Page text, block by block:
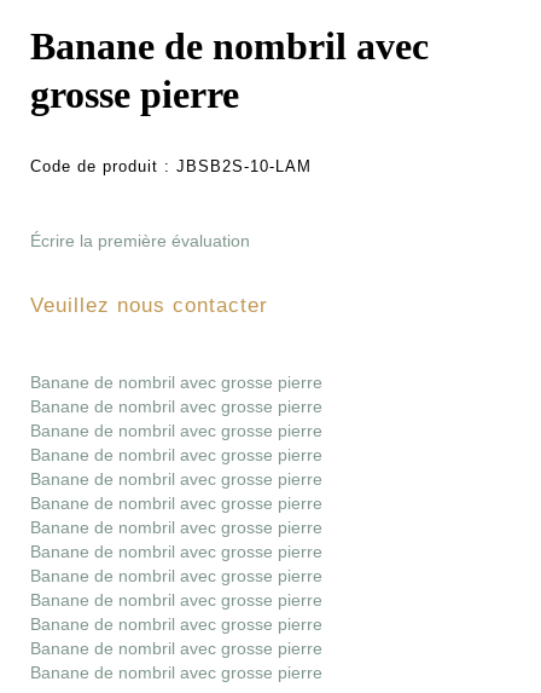
Banane de nombril avec
grosse pierre
Code de produit : JBSB2S-10-LAM
Écrire la première évaluation
Veuillez nous contacter
Banane de nombril avec grosse pierre
Banane de nombril avec grosse pierre
Banane de nombril avec grosse pierre
Banane de nombril avec grosse pierre
Banane de nombril avec grosse pierre
Banane de nombril avec grosse pierre
Banane de nombril avec grosse pierre
Banane de nombril avec grosse pierre
Banane de nombril avec grosse pierre
Banane de nombril avec grosse pierre
Banane de nombril avec grosse pierre
Banane de nombril avec grosse pierre
Banane de nombril avec grosse pierre